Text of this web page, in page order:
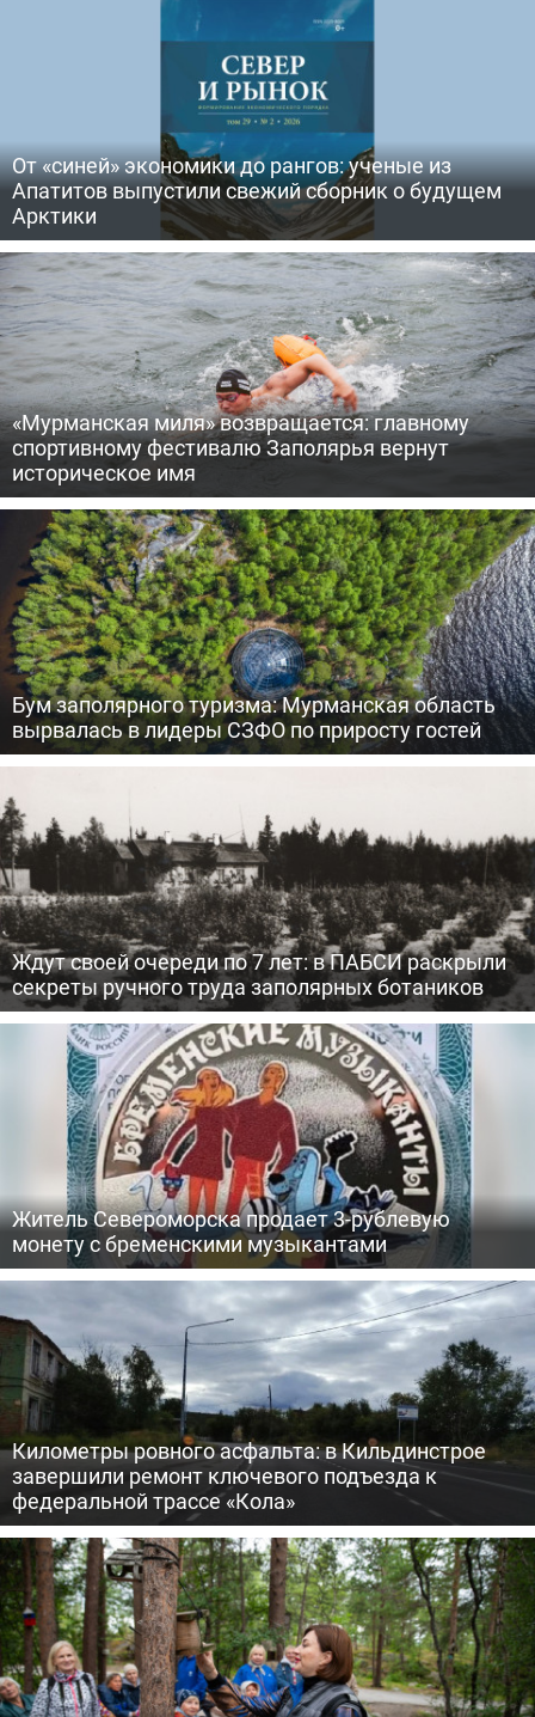
От «синей» экономики до рангов: ученые из
Апатитов выпустили свежий сборник о будущем
Арктики
«Мурманская миля» возвращается: главному
спортивному фестивалю Заполярья вернут
историческое имя
Бум заполярного туризма: Мурманская область
вырвалась в лидеры СЗФО по приросту гостей
Ждут своей очереди по 7 лет: в ПАБСИ раскрыли
секреты ручного труда заполярных ботаников
Житель Североморска продает 3-рублевую
монету с бременскими музыкантами
Километры ровного асфальта: в Кильдинстрое
завершили ремонт ключевого подъезда к
федеральной трассе «Кола»